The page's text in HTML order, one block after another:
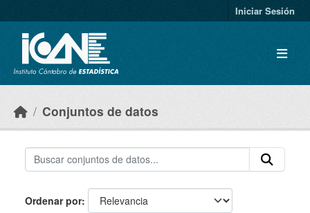
Iniciar Sesión
Conjuntos de datos
Ordenar por